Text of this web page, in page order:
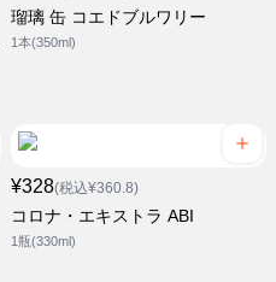
瑠璃 缶 コエドブルワリー
1本(350ml)
¥328(税込¥360.8)
コロナ・エキストラ ABI
1瓶(330ml)